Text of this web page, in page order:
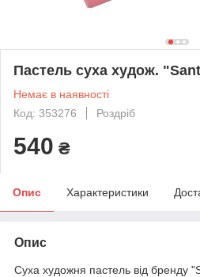
Пастель суха худож.
Немає в наявності
Код: 353276
Роздріб
540 ₴
Опис Характеристики
Опис
Суха художня пастель від бренду